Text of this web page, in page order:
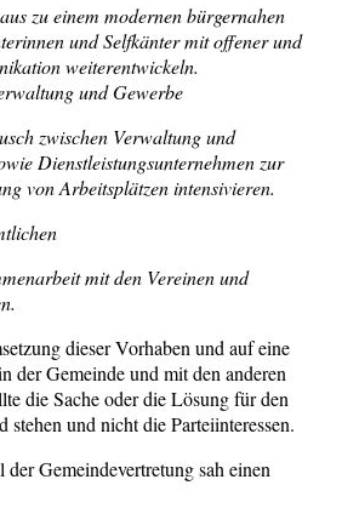
zu einem modernen bürgernahen
und Selfkänter mit offener und
weiterentwickeln.
und Gewerbe
zwischen Verwaltung und
Dienstleistungsunternehmen zur
von Arbeitsplätzen intensivieren.
mit den Vereinen und
dieser Vorhaben und auf eine
der Gemeinde und mit den anderen
die Sache oder die Lösung für den
und nicht die Parteiinteressen.
Gemeindevertretung sah einen